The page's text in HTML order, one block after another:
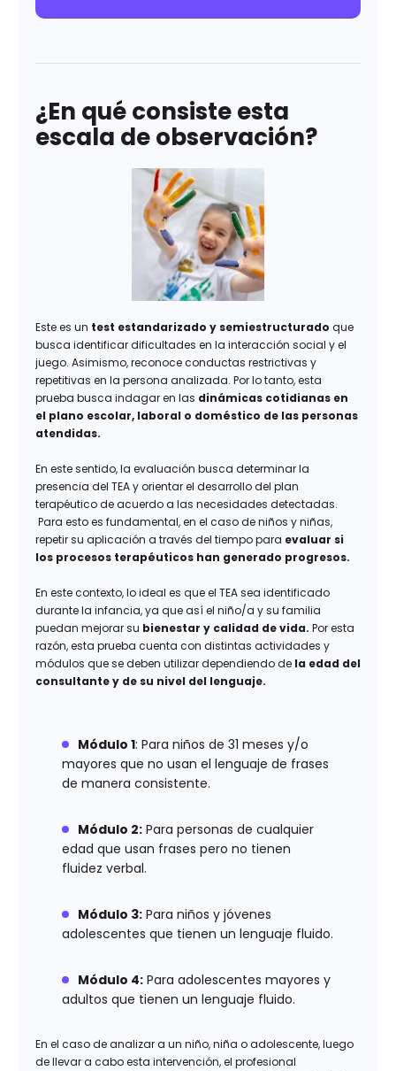
¿En qué consiste esta
escala de observación?
Este es un test estandarizado y semiestructurado que
busca identificar dificultades en la interacción social y el
juego. Asimismo, reconoce conductas restrictivas y
repetitivas en la persona analizada. Por lo tanto, esta
prueba busca indagar en las dinámicas cotidianas en
el plano escolar, laboral o doméstico de las personas
atendidas.
En este sentido, la evaluación busca determinar la
presencia del TEA y orientar el desarrollo del plan
terapéutico de acuerdo a las necesidades detectadas.
Para esto es fundamental, en el caso de niños y niñas,
repetir su aplicación a través del tiempo para evaluar si
los procesos terapéuticos han generado progresos.
En este contexto, lo ideal es que el TEA sea identificado
durante la infancia, ya que así el niño/a y su familia
puedan mejorar su bienestar y calidad de vida. Por esta
razón, esta prueba cuenta con distintas actividades y
módulos que se deben utilizar dependiendo de la edad del
consultante y de su nivel del lenguaje.
Módulo 1: Para niños de 31 meses y/o
mayores que no usan el lenguaje de frases
de manera consistente.
Módulo 2: Para personas de cualquier
edad que usan frases pero no tienen
fluidez verbal.
Módulo 3: Para niños y jóvenes
adolescentes que tienen un lenguaje fluido.
Módulo 4: Para adolescentes mayores y
adultos que tienen un lenguaje fluido.
En el caso de analizar a un niño, niña o adolescente, luego
de llevar a cabo esta intervención, el profesional